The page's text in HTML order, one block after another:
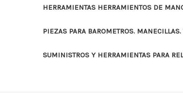
HERRAMIENTAS HERRAMIENTOS DE
PIEZAS PARA BAROMETROS.
SUMINISTROS Y HERRAMIENTAS PARA